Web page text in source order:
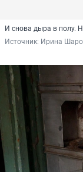
И снова дыра в полу.
Источник: Ирина